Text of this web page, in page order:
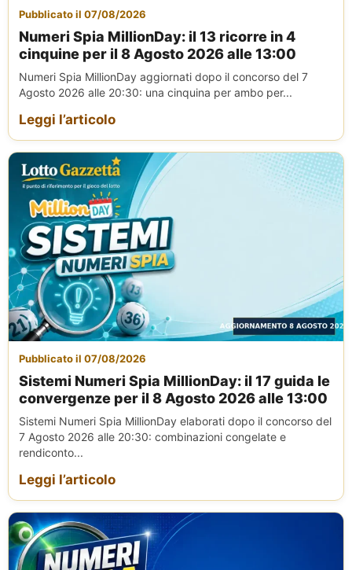
Pubblicato il 07/08/2026
Numeri Spia MillionDay: il 13 ricorre in 4
cinquine per il 8 Agosto 2026 alle 13:00
Numeri Spia MillionDay aggiornati dopo il concorso del 7
Agosto 2026 alle 20:30: una cinquina per ambo per...
Leggi l’articolo
Pubblicato il 07/08/2026
Sistemi Numeri Spia MillionDay: il 17 guida le
convergenze per il 8 Agosto 2026 alle 13:00
Sistemi Numeri Spia MillionDay elaborati dopo il concorso del
7 Agosto 2026 alle 20:30: combinazioni congelate e
rendiconto...
Leggi l’articolo